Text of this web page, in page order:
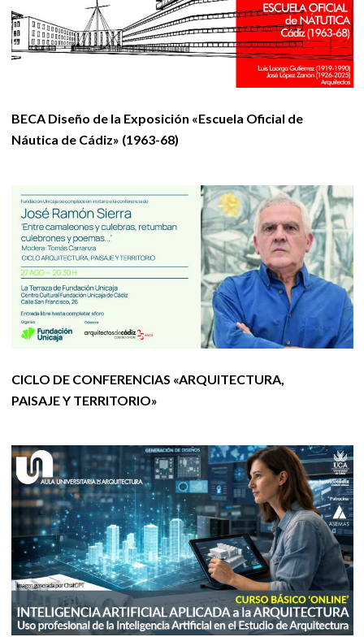
BECA Diseño de la Exposición «Escuela Oficial de
Náutica de Cádiz» (1963-68)
CICLO DE CONFERENCIAS «ARQUITECTURA,
PAISAJE Y TERRITORIO»